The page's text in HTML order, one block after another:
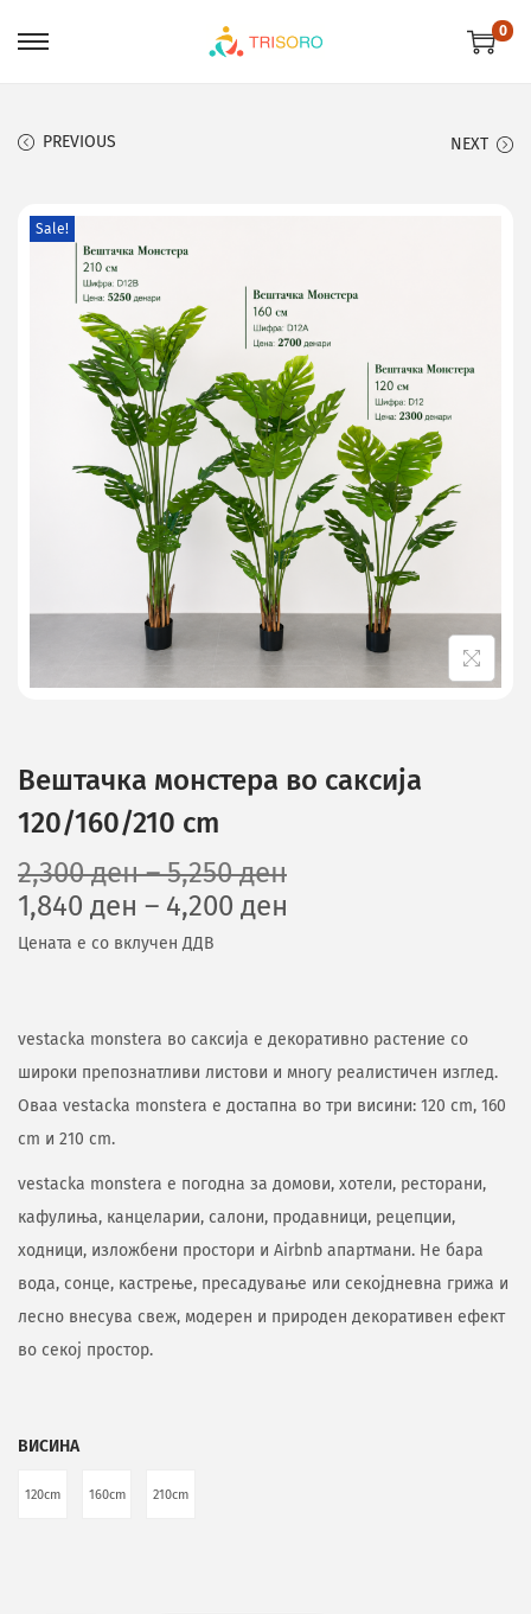
0
PREVIOUS NEXT
Sale!
Вештачка монстера во саксија
120/160/210 cm
2,300ден–5,250ден
1,840 ден – 4,200 ден
Цената е со вклучен ДДВ
vestacka monstera во саксија е декоративно растение со
широки препознатливи листови и многу реалистичен изглед.
Оваа vestacka monstera е достапна во три висини: 120 cm, 160
cm и 210 cm.
vestacka monstera е погодна за домови, хотели, ресторани,
кафулиња, канцеларии, салони, продавници, рецепции,
ходници, изложбени простори и Airbnb апартмани. Не бара
вода, сонце, кастрење, пресадување или секојдневна грижа и
лесно внесува свеж, модерен и природен декоративен ефект
во секој простор.
ВИСИНА
120cm 160cm 210cm